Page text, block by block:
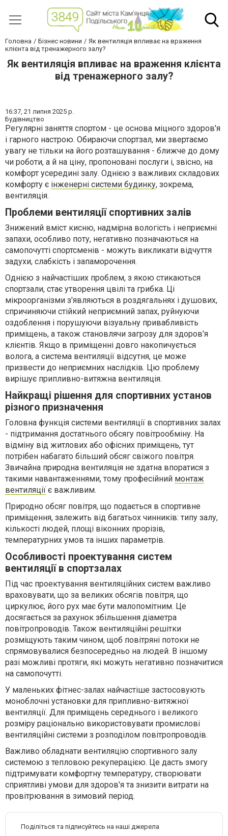
Головна Бізнес новини
Як вентиляція впливає на враження
клієнта від тренажерного залу?
Як вентиляція впливає на враження клієнта
від тренажерного залу?
16:37, 21 липня 2025 р.
Будівництво
Регулярні заняття спортом - це основа міцного здоров'я
і гарного настрою. Обираючи спортзал, ми звертаємо
увагу не тільки на його розташування - ближче до дому
чи роботи, а й на ціну, пропоновані послуги і, звісно, на
комфорт усередині залу. Однією з важливих складових
комфорту є інженерні системи будинку, зокрема,
вентиляція.
Проблеми вентиляції спортивних залів
Знижений вміст кисню, надмірна вологість і неприємні
запахи, особливо поту, негативно позначаються на
самопочутті спортсменів - можуть викликати відчуття
задухи, слабкість і запаморочення.
Однією з найчастіших проблем, з якою стикаються
спортзали, стає утворення цвілі та грибка. Ці
мікроорганізми з'являються в роздягальнях і душових,
спричиняючи стійкий неприємний запах, руйнуючи
оздоблення і порушуючи візуальну привабливість
приміщень, а також становлячи загрозу для здоров'я
клієнтів. Якщо в приміщенні довго накопичується
волога, а система вентиляції відсутня, це може
призвести до неприємних наслідків. Цю проблему
вирішує припливно-витяжна вентиляція.
Найкращі рішення для спортивних установ
різного призначення
Головна функція системи вентиляції в спортивних залах
- підтримання достатнього обсягу повітрообміну. На
відміну від житлових або офісних приміщень, тут
потрібен набагато більший обсяг свіжого повітря.
Звичайна природна вентиляція не здатна впоратися з
такими навантаженнями, тому професійний монтаж
вентиляції є важливим.
Природно обсяг повітря, що подається в спортивне
приміщення, залежить від багатьох чинників: типу залу,
кількості людей, площі віконних прорізів,
температурних умов та інших параметрів.
Особливості проектування систем
вентиляції в спортзалах
Під час проектування вентиляційних систем важливо
враховувати, що за великих обсягів повітря, що
циркулює, його рух має бути малопомітним. Це
досягається за рахунок збільшення діаметра
повітропроводів. Також вентиляційні решітки
розміщують таким чином, щоб повітряні потоки не
спрямовувалися безпосередньо на людей. В іншому
разі можливі протяги, які можуть негативно позначитися
на самопочутті.
У маленьких фітнес-залах найчастіше застосовують
моноблочні установки для припливно-витяжної
вентиляції. Для приміщень середнього і великого
розміру раціонально використовувати промислові
вентиляційні системи з розподілом повітропроводів.
Важливо обладнати вентиляцію спортивного залу
системою з тепловою рекуперацією. Це дасть змогу
підтримувати комфортну температуру, створювати
сприятливі умови для здоров'я та знизити витрати на
провітрювання в зимовий період.
Поділіться та підписуйтесь на наші джерела